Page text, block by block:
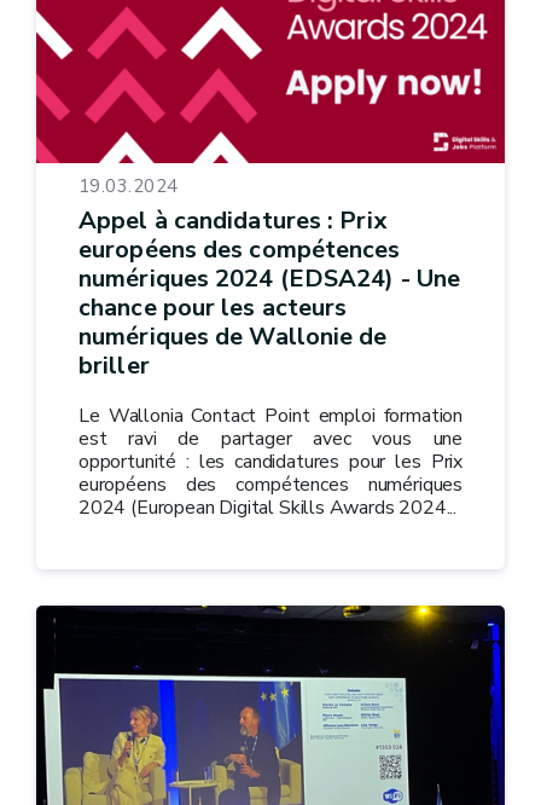
19.03.2024
Appel à candidatures : Prix
européens des compétences
numériques 2024 (EDSA24) - Une
chance pour les acteurs
numériques de Wallonie de
briller
Le Wallonia Contact Point emploi formation
est ravi de partager avec vous une
opportunité : les candidatures pour les Prix
européens des compétences numériques
2024 (European Digital Skills Awards 2024...